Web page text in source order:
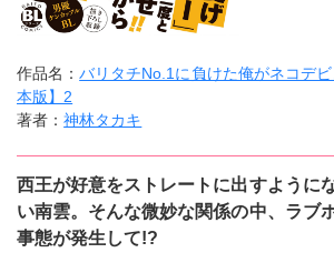
作品名：バリタチNo.1に負けた俺がネコデ
本版】2
著者：神林タカキ
西王が好意をストレートに出すように
い南雲。そんな微妙な関係の中、ラブ
事態が発生して!?